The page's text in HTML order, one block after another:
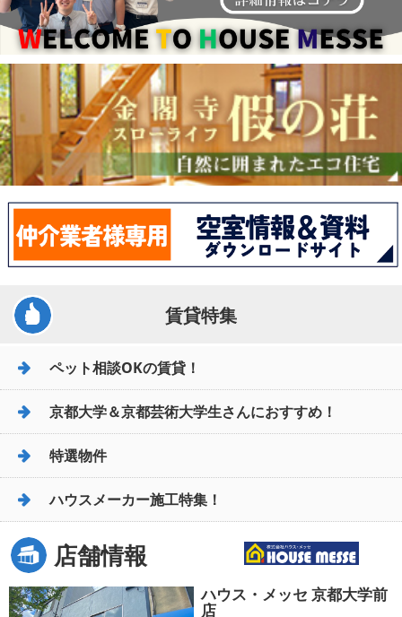
賃貸特集
ペット相談OKの賃貸！
京都大学＆京都芸術大学生さんにおすすめ！
特選物件
ハウスメーカー施工特集！
店舗情報
ハウス・メッセ 京都大学前
店